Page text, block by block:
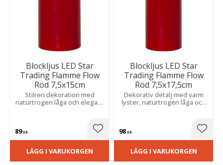
Blockljus LED Star
Trading Flamme Flow
Röd 7,5x15cm
Stilren dekoration med
naturtrogen låga och elegant
89KR Lägg till i favoriter
LÄGG I VARUKORGEN
Blockljus LED Star
Trading Flamme Flow
Röd 7,5x17,5cm
Dekorativ detalj med varm
lyster, naturtrogen låga och
98 KR
LÄGG I VARUKORGEN